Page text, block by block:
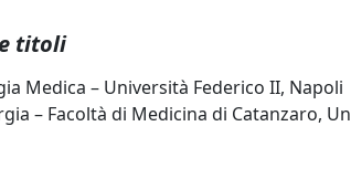
titoli
Medica – Università Federico II, Napoli
– Facoltà di Medicina di Catanzaro,